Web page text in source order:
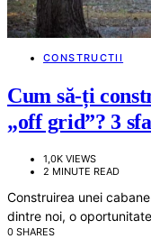
CONSTRUCTII
Cum să-ți
„off grid”? 3
1,0K VIEWS
2 MINUTE READ
Construirea unei
dintre noi, o
0 SHARES